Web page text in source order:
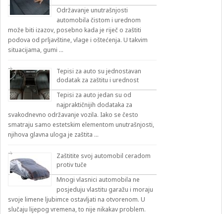
Održavanje unutrašnjosti
automobila čistom i urednom
može biti izazov, posebno kada je riječ o zaštiti
podova od prljavštine, vlage i oštećenja. U takvim
situacijama, gumi …
Tepisi za auto su jednostavan
dodatak za zaštitu i urednost
Tepisi za auto jedan su od
najpraktičnijih dodataka za
svakodnevno održavanje vozila. Iako se često
smatraju samo estetskim elementom unutrašnjosti,
njihova glavna uloga je zaštita …
Zaštitite svoj automobil ceradom
protiv tuče
Mnogi vlasnici automobila ne
posjeduju vlastitu garažu i moraju
svoje limene ljubimce ostavljati na otvorenom. U
slučaju lijepog vremena, to nije nikakav problem.